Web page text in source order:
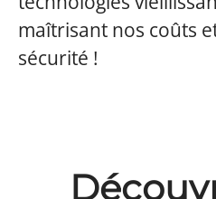
maîtrisant nos coûts
sécurité !